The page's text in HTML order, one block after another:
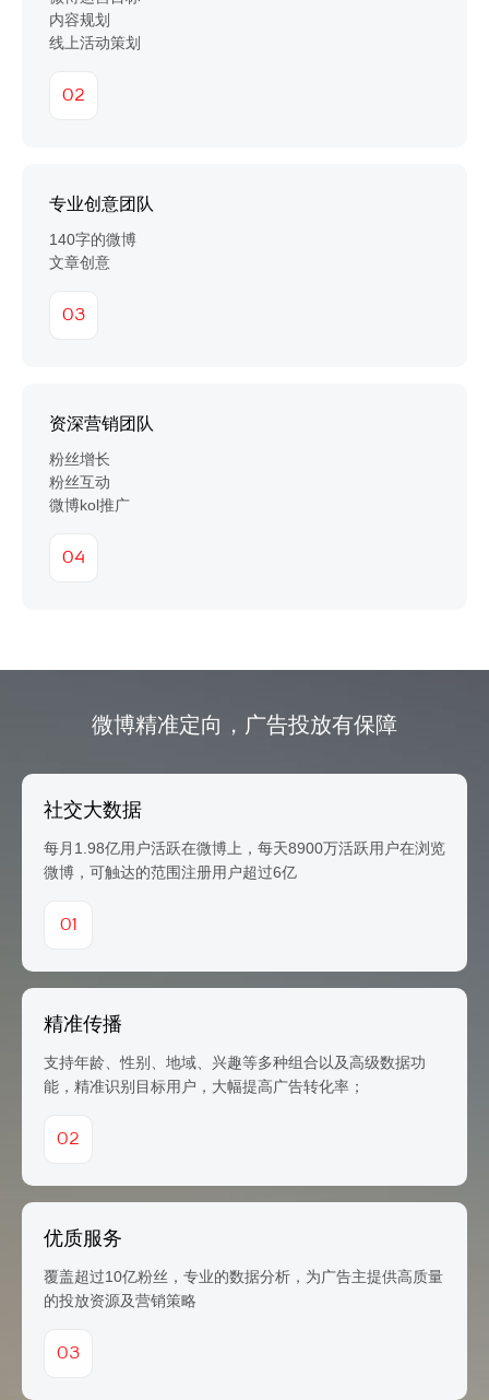
内容规划
线上活动策划
02
专业创意团队
140字的微博
文章创意
03
资深营销团队
粉丝增长
粉丝互动
微博kol推广
04
微博精准定向，广告投放有保障
社交大数据
每月1.98亿用户活跃在微博上，每天8900万活跃用户在浏览
微博，可触达的范围注册用户超过6亿
01
精准传播
支持年龄、性别、地域、兴趣等多种组合以及高级数据功
能，精准识别目标用户，大幅提高广告转化率；
02
优质服务
覆盖超过10亿粉丝，专业的数据分析，为广告主提供高质量
的投放资源及营销策略
03